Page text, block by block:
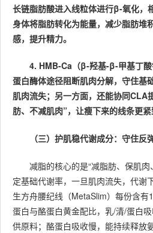
长链脂肪酸进入线粒体进行β-氧化，
身体将脂肪转化为能量，减少脂肪堆
感，提升精力。
4. HMB-Ca（β-羟基-β-甲基丁
蛋白酶体途径阻断肌肉分解，守住基
肌肉流失；另一方面，还能协同CLA
肪、不减肌肉”，让瘦下来的线条更紧
（三）护肌稳代谢成分：守住反
减脂的核心的是“减脂肪、保肌
定基础代谢率，一旦肌肉流失，代谢
生方舟腰纪线（MetaSlim）每份含
蛋白与酪蛋白黄金配比，乳/清/蛋白
供原料；酪蛋白吸收慢，能持续释放